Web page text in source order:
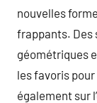
nouvelles
frappants. Des
géométriques
les favoris
également sur